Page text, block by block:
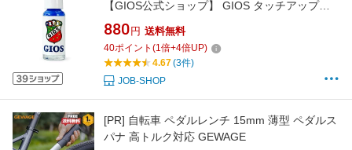
【GIOS公式ショップ】 GIOS タッチアップペ
イント GB | ジオス ブルー クロスバイク ロード
バイク 塗装 修理 傷 補修 自転車 カラー 色 bike
880 円 送料無料
40ポイント (1倍+4倍UP)
4.67(3件)
JOB-SHOP
[PR] 自転車 ペダルレンチ 15mm 薄型 ペダルス
パナ 高トルク対応 GEWAGE